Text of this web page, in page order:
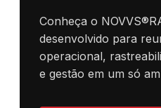
Conheça o
desenvolvido para
operacional,
e gestão em um só